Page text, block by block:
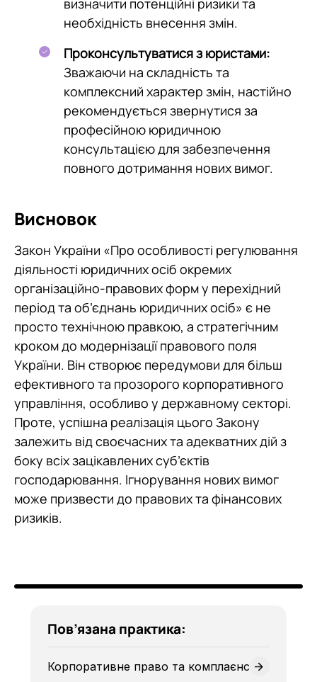
Пов’язана практика:
Корпоративне право та комплаєнс
необхідність внесення змін.
Проконсультуватися з юристами:
Зважаючи на складність та
комплексний характер змін, настійно
рекомендується звернутися за
професійною юридичною
консультацією для забезпечення
повного дотримання нових вимог.
Висновок
Закон України «Про особливості регулювання
діяльності юридичних осіб окремих
організаційно-правових форм у перехідний
період та об’єднань юридичних осіб» є не
просто технічною правкою, а стратегічним
кроком до модернізації правового поля
України. Він створює передумови для більш
ефективного та прозорого корпоративного
управління, особливо у державному секторі.
Проте, успішна реалізація цього Закону
залежить від своєчасних та адекватних дій з
боку всіх зацікавлених суб’єктів
господарювання. Ігнорування нових вимог
може призвести до правових та фінансових
ризиків.